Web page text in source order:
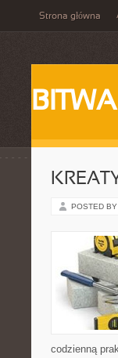
Strona główna
BITWA
POSTED BY
codzienną